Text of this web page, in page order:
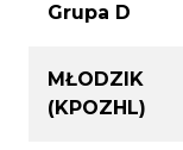
Grupa D
MŁODZIK
(KPOZHL)